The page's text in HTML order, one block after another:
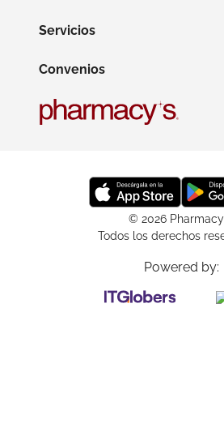
Servicios
Convenios
© 2026
Todos los derechos
Powered by: